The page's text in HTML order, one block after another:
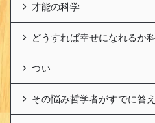
才能の科学
どうすれば幸せになれるか
つい
その悩み哲学者がすでに答